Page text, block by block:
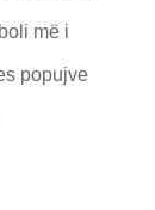
më i
popujve